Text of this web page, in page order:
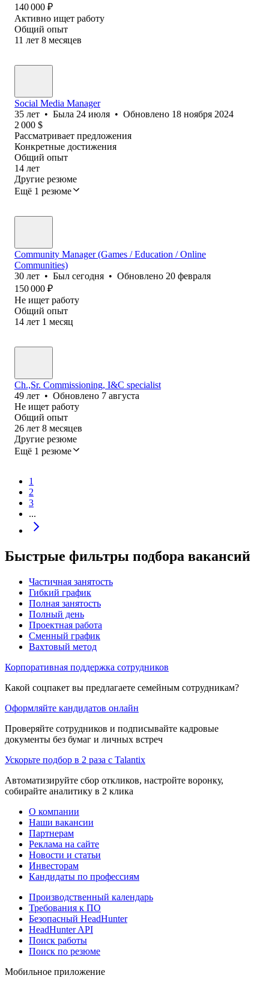
140 000 ₽
Активно ищет работу
Общий опыт
11 лет 8 месяцев
Social Media Manager
35 лет • Была 24 июля • Обновлено 18 ноября 2024
2 000 $
Рассматривает предложения
Конкретные достижения
Общий опыт
14 лет
Другие резюме
Ещё 1 резюме
Community Manager (Games / Education / Online
Communities)
30 лет • Был сегодня • Обновлено 20 февраля
150 000 ₽
Не ищет работу
Общий опыт
14 лет 1 месяц
Ch.,Sr. Commissioning, I&C specialist
49 лет • Обновлено 7 августа
Не ищет работу
Общий опыт
26 лет 8 месяцев
Другие резюме
Ещё 1 резюме
1
2
3
...
Быстрые фильтры подбора вакансий
Частичная занятость
Гибкий график
Полная занятость
Полный день
Проектная работа
Сменный график
Вахтовый метод
Корпоративная поддержка сотрудников
Какой соцпакет вы предлагаете семейным сотрудникам?
Оформляйте кандидатов онлайн
Проверяйте сотрудников и подписывайте кадровые
документы без бумаг и личных встреч
Ускорьте подбор в 2 раза с Talantix
Автоматизируйте сбор откликов, настройте воронку,
собирайте аналитику в 2 клика
О компании
Наши вакансии
Партнерам
Реклама на сайте
Новости и статьи
Инвесторам
Кандидаты по профессиям
Производственный календарь
Требования к ПО
Безопасный HeadHunter
HeadHunter API
Поиск работы
Поиск по резюме
Мобильное приложение